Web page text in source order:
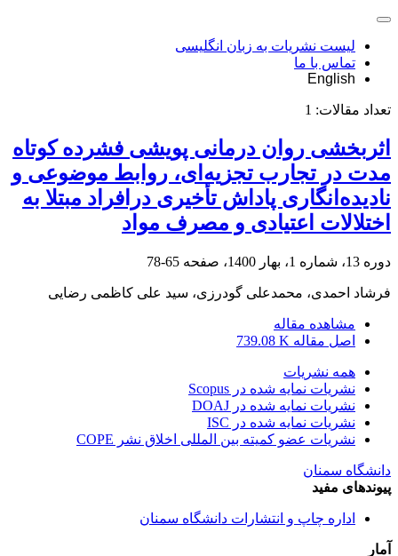
لیست نشریات به زبان انگلیسی
تماس با ما
English
تعداد مقالات: 1
اثربخشی روان درمانی پویشی فشرده کوتاه
مدت در تجارب تجزیه‌ای، روابط موضوعی و
نادیده‌انگاری پاداش تأخیری درافراد مبتلا به
اختلالات اعتیادی و مصرف مواد
دوره 13، شماره 1، بهار 1400، صفحه 65-78
فرشاد احمدی، محمدعلی گودرزی، سید علی کاظمی رضایی
مشاهده مقاله
اصل مقاله 739.08 K
همه نشریات
نشریات نمایه شده در Scopus
نشریات نمایه شده در DOAJ
نشریات نمایه شده در ISC
نشریات عضو کمیته بین المللی اخلاق نشر COPE
دانشگاه سمنان
پیوندهای مفید
اداره چاپ و انتشارات دانشگاه سمنان
آمار